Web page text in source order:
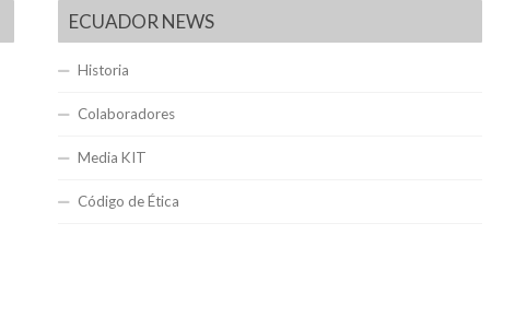
ECUADOR NEWS
Historia
Colaboradores
Media KIT
Código de Ética